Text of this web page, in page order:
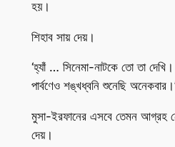
হয়।
শিহাব সায় দেয়।
‘হ্যাঁ … সিনেমা-নাটকে তো তা
পার্বণেও শঙ্খধ্বনি শুনেছি
মুসা-ইরফানের এসবে তেমন আগ্রহ
দেয়।